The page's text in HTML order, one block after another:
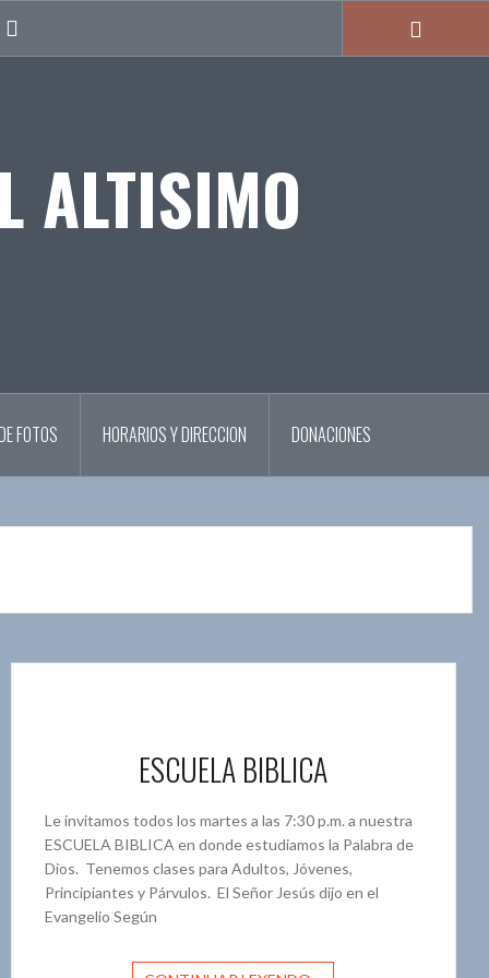
ALTISIMO
FOTOS HORARIOS Y DIRECCION DONACIONES
ESCUELA BIBLICA
Le invitamos todos los martes a las 7:30 p.m. a nuestra
ESCUELA BIBLICA en donde estudiamos la Palabra de
Dios. Tenemos clases para Adultos, Jóvenes,
Principiantes y Párvulos. El Señor Jesús dijo en el
Evangelio Según